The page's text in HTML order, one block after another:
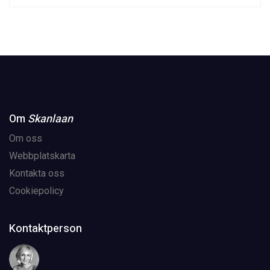
Om Skanlaan
Om oss
Webbplatskarta
Kontakta oss
Cookiepolicy
Kontaktperson